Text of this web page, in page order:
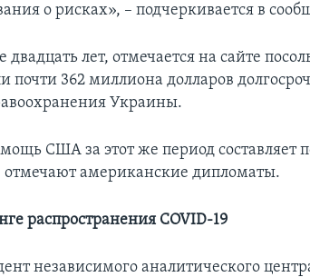
о рисках», – подчеркивается в
двадцать лет, отмечается на сайте
почти 362 миллиона долларов
Украины.
США за этот же период составляет
отмечают американские дипломаты.
распространения COVID-19
независимого аналитического